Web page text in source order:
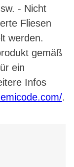
- Nicht
Fliesen
werden.
gemäß
ein
Infos
.